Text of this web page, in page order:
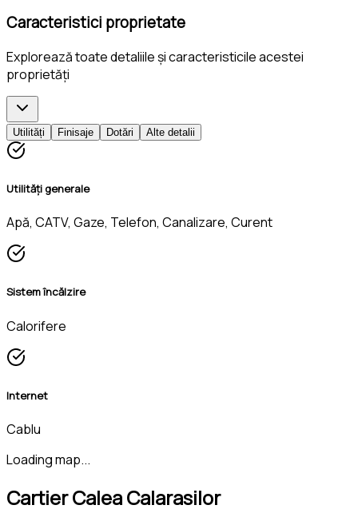
Caracteristici proprietate
Explorează toate detaliile și caracteristicile acestei
proprietăți
Utilități Finisaje Dotări Alte detalii
Utilități generale
Apă, CATV, Gaze, Telefon, Canalizare, Curent
Sistem încălzire
Calorifere
Internet
Cablu
Loading map...
Cartier Calea Calarasilor